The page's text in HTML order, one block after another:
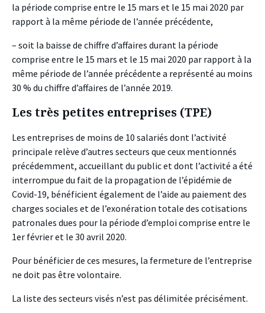
la période comprise entre le 15 mars et le 15 mai 2020 par
rapport à la même période de l’année précédente,
– soit la baisse de chiffre d’affaires durant la période
comprise entre le 15 mars et le 15 mai 2020 par rapport à la
même période de l’année précédente a représenté au moins
30 % du chiffre d’affaires de l’année 2019.
Les très petites entreprises (TPE)
Les entreprises de moins de 10 salariés dont l’activité
principale relève d’autres secteurs que ceux mentionnés
précédemment, accueillant du public et dont l’activité a été
interrompue du fait de la propagation de l’épidémie de
Covid-19, bénéficient également de l’aide au paiement des
charges sociales et de l’exonération totale des cotisations
patronales dues pour la période d’emploi comprise entre le
1er février et le 30 avril 2020.
Pour bénéficier de ces mesures, la fermeture de l’entreprise
ne doit pas être volontaire.
La liste des secteurs visés n’est pas délimitée précisément.